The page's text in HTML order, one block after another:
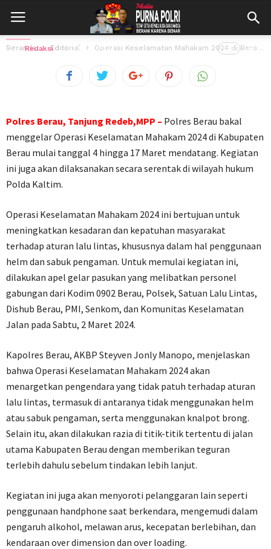
Beranda Editorial Operasi Keselamatan Mahakam 2024 di Berau Digelar 4-17 Maret
Operasi Keselamatan Mahakam 2024 di
Berau Digelar 4-17 Maret
Oleh Redaksi 2 Maret 2024 149 views
Polres Berau, Tanjung Redeb,MPP – Polres Berau bakal
menggelar Operasi Keselamatan Mahakam 2024 di Kabupaten
Berau mulai tanggal 4 hingga 17 Maret mendatang. Kegiatan
ini juga akan dilaksanakan secara serentak di wilayah hukum
Polda Kaltim.
Operasi Keselamatan Mahakam 2024 ini bertujuan untuk
meningkatkan kesadaran dan kepatuhan masyarakat
terhadap aturan lalu lintas, khususnya dalam hal penggunaan
helm dan sabuk pengaman. Untuk memulai kegiatan ini,
dilakukan apel gelar pasukan yang melibatkan personel
gabungan dari Kodim 0902 Berau, Polsek, Satuan Lalu Lintas,
Dishub Berau, PMI, Senkom, dan Komunitas Keselamatan
Jalan pada Sabtu, 2 Maret 2024.
Kapolres Berau, AKBP Steyven Jonly Manopo, menjelaskan
bahwa Operasi Keselamatan Mahakam 2024 akan
menargetkan pengendara yang tidak patuh terhadap aturan
lalu lintas, termasuk di antaranya tidak menggunakan helm
atau sabuk pengaman, serta menggunakan knalpot brong.
Selain itu, akan dilakukan razia di titik-titik tertentu di jalan
utama Kabupaten Berau dengan memberikan teguran
terlebih dahulu sebelum tindakan lebih lanjut.
Kegiatan ini juga akan menyoroti pelanggaran lain seperti
penggunaan handphone saat berkendara, mengemudi dalam
pengaruh alkohol, melawan arus, kecepatan berlebihan, dan
kendaraan over dimension dan over loading.